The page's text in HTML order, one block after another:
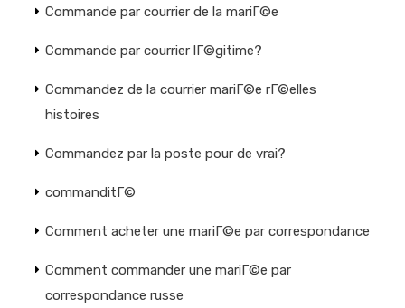
Commande par courrier de la mariГ©e
Commande par courrier lГ©gitime?
Commandez de la courrier mariГ©e rГ©elles
histoires
Commandez par la poste pour de vrai?
commanditГ©
Comment acheter une mariГ©e par correspondance
Comment commander une mariГ©e par
correspondance russe